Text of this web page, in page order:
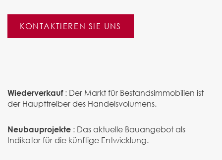
KONTAKTIEREN SIE UNS
Wiederverkauf : Der Markt für Bestandsimmobilien ist
der Haupttreiber des Handelsvolumens.
Neubauprojekte : Das aktuelle Bauangebot als
Indikator für die künftige Entwicklung.